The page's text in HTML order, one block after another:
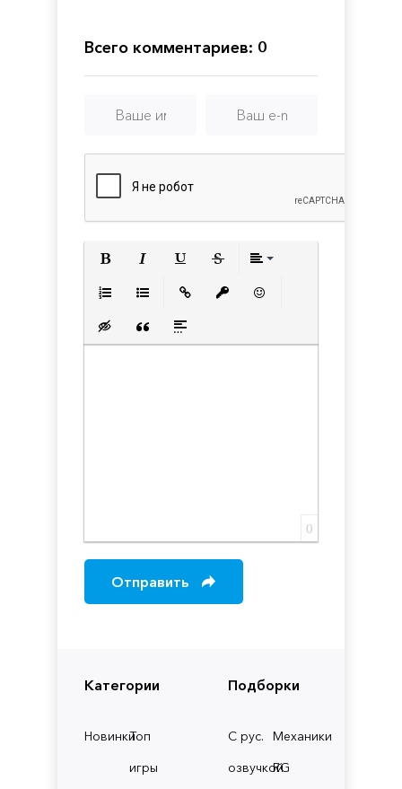
Категории
НовинкиТоп
игры
Подборки
С рус.
озвучкой
Механики
RG
Всего комментариев: 0
Вставка скрытого текста
Вставка цитаты
Вставка спойлера
0
Отправить